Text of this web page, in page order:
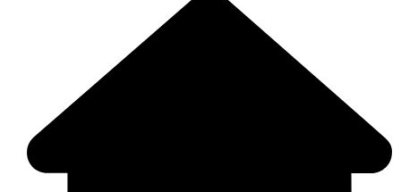
Bronnen en collecties